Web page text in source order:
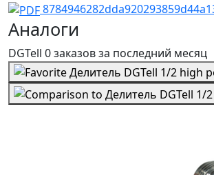
Аналоги
DGTell 0 заказовза последний месяц